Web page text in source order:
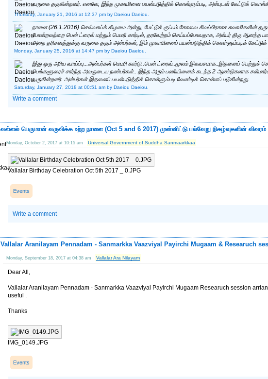
வருகை தருகின்றனர். எனவே, இந்த முகாமினை பயன்படுத்திக் கொள்ளும்படி, அன்புடன் கேட்டுக்
Thursday, January 21, 2016 at 12:37 pm by Daeiou Daeiou.
நாளை (26.1.2016) செவ்வாய்க் கிழமை அன்று, மேட்டுக் குப்பம் கோவை சிவப்பிரகாச சுவாமிகளின்
போன்றவற்றை பென் ட்ரைவ் மற்றும் மெமரி கார்டில், தரவேற்றம் செய்யப்போவதாக, அன்பர் திரு ஆனந்த
அறை தரிசனத்துக்கு வருகை தரும் அன்பர்கள், இம் முகாமினைப் பயன்படுத்திக் கொள்ளும்படிக்
Monday, January 25, 2016 at 14:47 pm by Daeiou Daeiou.
இது ஒரு அரிய வாய்ப்பு...அன்பர்கள் மெமரி கார்டு..பென் ட்ரைவ்..மூலம் இலவசமாக..இதனைப்
பெங்களூரைச் சார்ந்த அவருடைய நண்பர்கள்.. இந்த அரும் பணியினைக் கடந்த 2 ஆண்டுகளாக
வருகின்றனர். அன்பர்கள் இதனைப் பயன்படுத்திக் கொள்ளும்படி வேண்டிக் கொள்ளப் படுகின்றது.
Saturday, January 27, 2018 at 00:51 am by Daeiou Daeiou.
Write a comment
வள்ளல் பெருமான் வருவிக்க உற்ற நாளை (Oct 5 and 6 2017) முன்னிட்டு பல்வேறு நிகழ்வுகளின் விவரம்
Monday, October 2, 2017 at 10:15 am Universal Government of Suddha Sanmaarkkaa
Vallalar Birthday Celebration Oct 5th 2017 _ 0.JPG
Events
Write a comment
Vallalar Aranilayam Pennadam - Sanmarkka Vaazviyal Payirchi Mugaam & Researuch
Monday, September 18, 2017 at 04:38 am Vallalar Ara Nilayam
Dear All,
Vallalar Aranilayam Pennadam - Sanmarkka Vaazviyal Payirchi Mugaam Researuch session
useful .
Thanks
IMG_0149.JPG
Events